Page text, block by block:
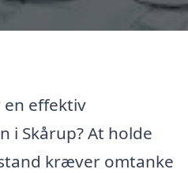
en effektiv
i Skårup? At holde
kræver omtanke